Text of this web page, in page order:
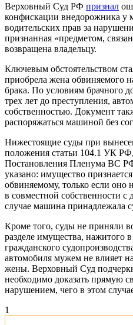
Верховный Суд РФ признал
конфискации внедорожника
водительских прав за
признанная «предметом,
возвращена владельцу.
Ключевым обстоятельством
приобрела жена обвиняемого
брака. По условиям брачного
трех лет до преступления,
собственностью. Документ
распоряжаться машиной без
Нижестоящие суды при
положения статьи 104.1 УК
Постановления Пленума ВС
указано: имущество
обвиняемому, только если оно
в совместной собственности
случае машина принадлежала
Кроме того, суды не приняли
разделе имущества, нажитого
гражданского
автомобиля мужем не влияет
жены. Верховный Суд
необходимо доказать прямую
нарушением, чего в этом
1